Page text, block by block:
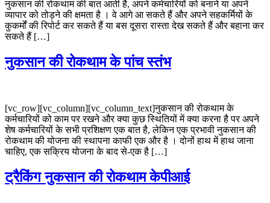
नुकसान की रोकथाम की बात आती है, अपने कर्मचारियों को बनाने या अपने
व्यापार को तोड़ने की क्षमता है । वे आगे आ सकते हैं और अपने सहकर्मियों के
कुकर्मों की रिपोर्ट कर सकते हैं या बस दूसरा रास्ता देख सकते हैं और बहाना कर
सकते हैं […]
नुकसान की रोकथाम के पांच स्तंभ
[vc_row][vc_column][vc_column_text]नुकसान की रोकथाम के
कर्मचारियों को काम पर रखने और क्या कुछ स्थितियों में क्या करना है पर अपने
शेष कर्मचारियों के सभी प्रशिक्षण एक बात है, लेकिन एक प्रभावी नुकसान की
रोकथाम की योजना की स्थापना काफी एक और है । दोनों हाथ में हाथ जाना
चाहिए, एक सक्रिय योजना के बाद से-एक है […]
ट्रैकिंग नुकसान की रोकथाम केपीआई